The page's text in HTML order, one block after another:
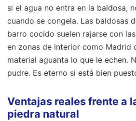
si el agua no entra en la baldosa,
cuando se congela. Las baldosas
barro cocido suelen rajarse con
en zonas de interior como Madrid
material aguanta lo que le echen.
pudre. Es eterno si está bien
Ventajas reales frente a
piedra natural